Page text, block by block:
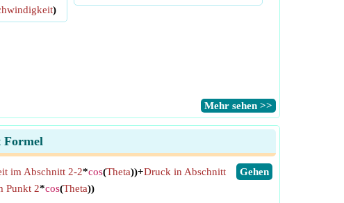
)
​Mehr sehen >>
Formel
​Gehen
im Abschnitt 2-2*cos(Theta))+Druck in Abschnitt
Punkt 2*cos(Theta))